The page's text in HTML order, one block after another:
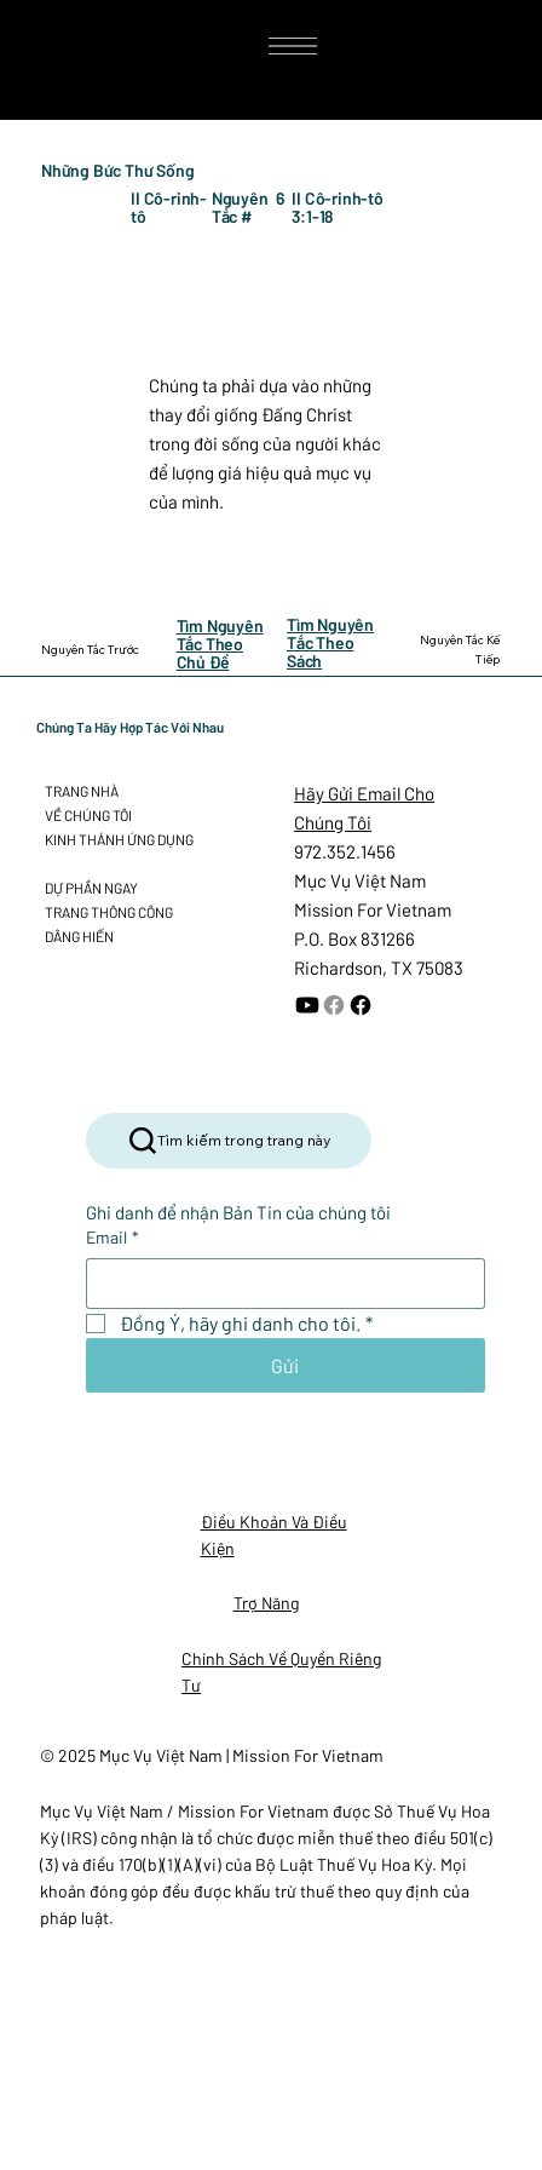
Nguyên Tắc Trước
Tìm Nguyên
Tắc Theo
Chủ Đề
Tìm Nguyên
Tắc Theo
Sách
Nguyên Tắc Kế
Tiếp
Những Bức Thư Sống
II Cô-rinh-
tô
Nguyên
Tắc #
6 II Cô-rinh-tô
3:1-18
Chúng ta phải dựa vào những
thay đổi giống Đấng Christ
trong đời sống của người khác
để lượng giá hiệu quả mục vụ
của mình.
Chúng Ta Hãy Hợp Tác Với Nhau
Điều Khoản Và Điều
Kiện
Trợ Năng
Chính Sách Về Quyền Riêng
Tư
© 2025 Mục Vụ Việt Nam | Mission For Vietnam
Mục Vụ Việt Nam / Mission For Vietnam được Sở Thuế Vụ Hoa
Kỳ (IRS) công nhận là tổ chức được miễn thuế theo điều 501(c)
(3) và điều 170(b)(1)(A)(vi) của Bộ Luật Thuế Vụ Hoa Kỳ. Mọi
khoản đóng góp đều được khấu trừ thuế theo quy định của
pháp luật.
Tìm kiếm trong trang này
Ghi danh để nhận Bản Tin của chúng tôi
Email *
Đồng Ý, hãy ghi danh cho tôi. *
Gửi
Hãy Gửi Email Cho
Chúng Tôi
972.352.1456
Mục Vụ Việt Nam
Mission For Vietnam
P.O. Box 831266
Richardson, TX 75083
TRANG NHÀ
VỀ CHÚNG TÔI
KINH THÁNH ỨNG DỤNG
DỰ PHẦN NGAY
TRANG THÔNG CÔNG
DÂNG HIẾN